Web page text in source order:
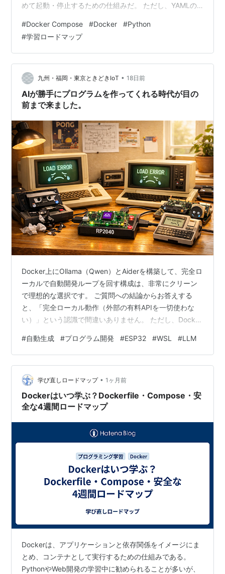
めて起動・停止するための仕組みだ。 ただし、YAMLの
が消える、起動順で失敗するといった問題を解決しにく
い。学ぶ順番は、services、network、volume、
healthcheck、環境変数、テストの順にすると理解しやす
い。 本記事では、Pythonの基本とDockerfileの作成を経
験した社会人を想定し、Fast…
#Docker Compose #Docker #Python
#学習ロードマップ
九州・福岡・東京ときどきIoT • 18日前
AIが勝手にプログラムを作ってくれる時代が目の
前まで来ました。
Docker上にOllama（Qwen）とAiderを構築して、完全ロ
ーカルで自動開発ループを回す構成は、非常にクリーン
で理想的な選択です。 ご質問への結論からお答えする
と、「完全ローカル動作（外部の有料APIを一切使わな
い）」という認識で間違いありません。 ただし、Docker
点）」があります。これらを事前に把握しておけば、ト
ラブルなくスムーズに構築できます。 1. 完全ローカル動
作の認識で合っているか？ はい、間違いありません。
OllamaにダウンロードしたローカルLLM（Qwen）の頭
脳を使い、AiderがあなたのPC内のPythonで…
#自動生成 #プログラム開発 #ESP32 #WSL #LLM
学び直しロードマップ • 1ヶ月前
Dockerはいつ学ぶ？Dockerfile・Compose・安
全な4週間ロードマップ
Dockerは、アプリケーションと依存関係をイメージにま
とめ、コンテナとして実行するための仕組みである。
PythonやWeb開発の学習中に勧められることが多いが、